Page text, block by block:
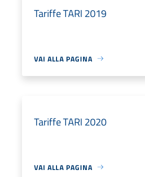
Tariffe TARI 2019
VAI ALLA PAGINA
Tariffe TARI 2020
VAI ALLA PAGINA